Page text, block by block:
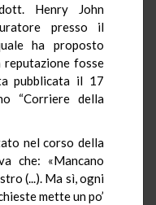
Henry John
presso il
ha proposto
reputazione fosse
pubblicata il 17
“Corriere della
nel corso della
che: «Mancano
(...). Ma sì, ogni
mette un po’